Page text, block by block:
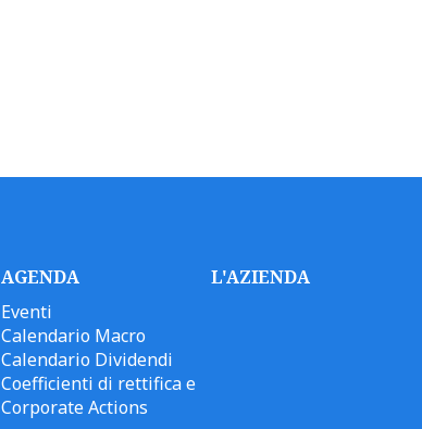
AGENDA
Eventi
Calendario Macro
Calendario Dividendi
Coefficienti di rettifica e
Corporate Actions
L'AZIENDA